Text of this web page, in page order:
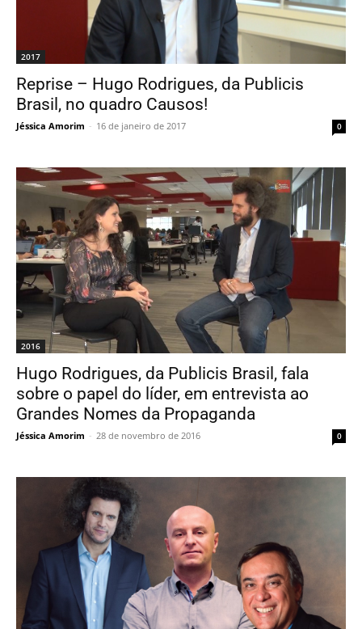
2017
Reprise – Hugo Rodrigues, da Publicis
Brasil, no quadro Causos!
Jéssica Amorim - 16 de janeiro de 2017 0
2016
Hugo Rodrigues, da Publicis Brasil, fala
sobre o papel do líder, em entrevista ao
Grandes Nomes da Propaganda
Jéssica Amorim - 28 de novembro de 2016 0